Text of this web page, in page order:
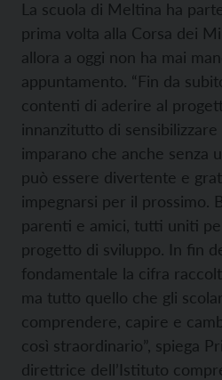
La scuola di Meltina ha
prima volta alla Corsa dei
allora a oggi non ha mai
appuntamento. “Fin da
contenti di aderire al
innanzitutto di sensibilizzare
imparano che anche senza
può essere divertente e
impegnarsi per il prossimo.
parenti e amici, tutti uniti
progetto di sviluppo. In fin
fondamentale la cifra
ma tutto quello che gli
comprendere, capire e
così straordinario”, spiega
direttrice dell’Istituto